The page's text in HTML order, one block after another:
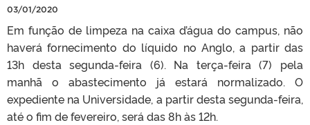
03/01/2020
Em função de limpeza na caixa d’água do campus, não
haverá fornecimento do líquido no Anglo, a partir das
13h desta segunda-feira (6). Na terça-feira (7) pela
manhã o abastecimento já estará normalizado. O
expediente na Universidade, a partir desta segunda-feira,
até o fim de fevereiro, será das 8h às 12h.